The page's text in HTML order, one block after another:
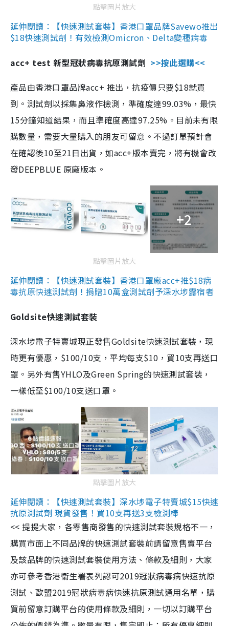
點擊圖片放大
延伸閱讀：【快速測試套裝】香港口罩品牌Savewo推出
$18快速測試劑！有效檢測Omicron、Delta變種病毒
acc+ test 新型冠狀病毒抗原測試劑 >>按此選購<<
產品由香港口罩品牌acc+ 推出，抗疫價只要$18就買
到。測試劑以採集鼻液作檢測，準確度達99.03%，最快
15分鐘知道結果，而且準確度高達97.25%。目前未有限
購數量，需要大量購入的朋友可留意。不過訂單預計會
在確認後10至21日出貨，如acc+版本賣完，將有機會改
發DEEPBLUE 原廠版本。
+2
點擊圖片放大
延伸閱讀：【快速測試套裝】香港口罩廠acc+推$18病
毒抗原快速測試劑！捐贈10萬盒測試劑予深水埗露宿者
Goldsite快速測試套裝
深水埗電子特賣城現正發售Goldsite快速測試套裝，現
時更有優惠，$100/10支，平均每支$10，買10支再送口
罩。另外有售YHLO及Green Spring的快速測試套裝，
一樣低至$100/10支送口罩。
點擊圖片放大
延伸閱讀：【快速測試套裝】深水埗電子特賣城$15快速
抗原測試劑 現貨發售！買10支再送3支檢測棒
<< 提提大家，各零售商發售的快速測試套裝規格不一，
購買市面上不同品牌的快速測試套裝前請留意售賣平台
及該品牌的快速測試套裝使用方法、條款及細則，大家
亦可參考香港衞生署表列認可2019冠狀病毒病快速抗原
測試、歐盟2019冠狀病毒病快速抗原測試通用名單，購
買前留意訂購平台的使用條款及細則，一切以訂購平台